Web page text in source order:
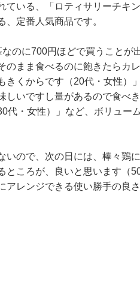
ている、「ロティサリーチキ
、定番人気商品です。
のに700円ほどで買うことが
のまま食べるのに飽きたらカ
きくからです（20代・女性）
しいですし量があるので食べ
代・女性）」など、ボリュー
いので、次の日には、棒々鶏
ところが、良いと思います（
アレンジできる使い勝手の良